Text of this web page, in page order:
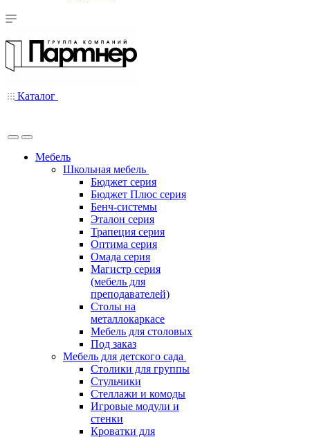
Каталог
Мебель
Школьная мебель
Бюджет серия
Бюджет Плюс серия
Бенч-системы
Эталон серия
Трапеция серия
Оптима серия
Омада серия
Магистр серия
(мебель для
преподавателей)
Столы на
металлокаркасе
Мебель для столовых
Под заказ
Мебель для детского сада
Столики для группы
Стульчики
Стеллажи и комоды
Игровые модули и
стенки
Кроватки для